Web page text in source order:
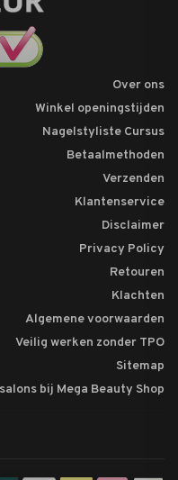
Over ons
Winkel openingstijden
Nagelstyliste Cursus
Betaalmethoden
Verzenden
Klantenservice
Disclaimer
Privacy Policy
Retouren
Klachten
Algemene voorwaarden
Veilig werken zonder TPO
Sitemap
bij Mega Beauty Shop